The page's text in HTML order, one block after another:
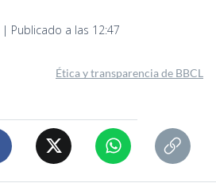
Publicado a las 12:47
Ética y transparencia de BBCL